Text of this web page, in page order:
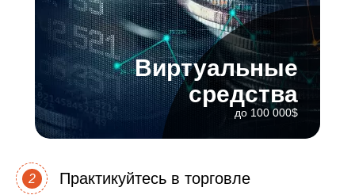
Виртуальные
средства
до 100 000$
2 Практикуйтесь в торговле